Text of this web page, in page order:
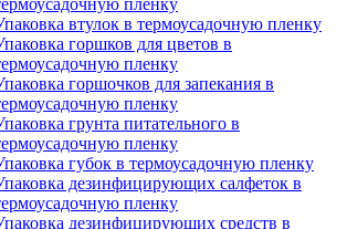
пленку
втулок в термоусадочную пленку
горшков для цветов в
пленку
горшочков для запекания в
пленку
грунта питательного в
пленку
губок в термоусадочную пленку
дезинфицирующих салфеток в
пленку
дезинфицирующих средств в